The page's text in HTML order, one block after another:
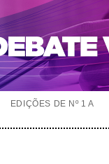
EDIÇÕES DE Nº 1 A